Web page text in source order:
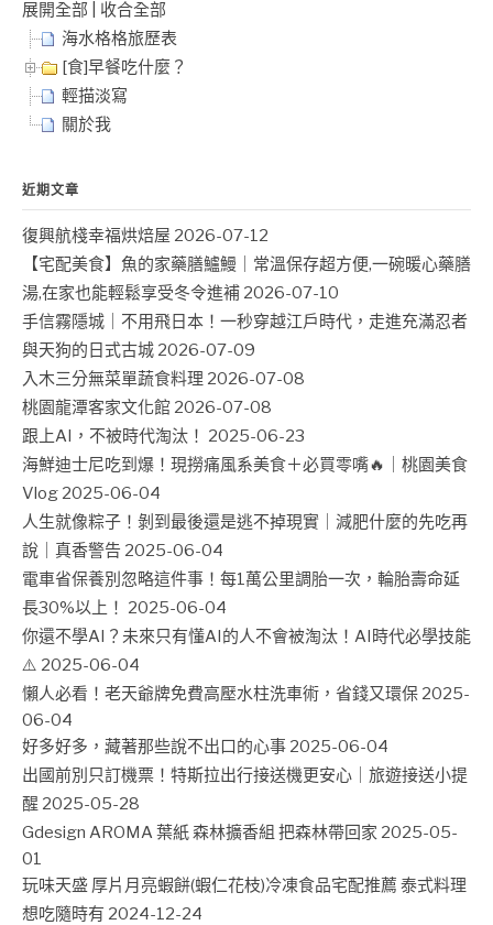
展開全部
收合全部
海水格格旅歷表
[食]早餐吃什麼？
輕描淡寫
關於我
近期文章
復興航棧幸福烘焙屋 2026-07-12
【宅配美食】魚的家藥膳鱸鰻｜常溫保存超方便,一碗暖心藥膳
湯,在家也能輕鬆享受冬令進補 2026-07-10
手信霧隱城｜不用飛日本！一秒穿越江戶時代，走進充滿忍者
與天狗的日式古城 2026-07-09
入木三分無菜單蔬食料理 2026-07-08
桃園龍潭客家文化館 2026-07-08
跟上AI，不被時代淘汰！ 2025-06-23
海鮮迪士尼吃到爆！現撈痛風系美食＋必買零嘴🔥｜桃園美食
Vlog 2025-06-04
人生就像粽子！剝到最後還是逃不掉現實｜減肥什麼的先吃再
說｜真香警告 2025-06-04
電車省保養別忽略這件事！每1萬公里調胎一次，輪胎壽命延
長30%以上！ 2025-06-04
你還不學AI？未來只有懂AI的人不會被淘汰！AI時代必學技能
⚠️ 2025-06-04
懶人必看！老天爺牌免費高壓水柱洗車術，省錢又環保 2025-
06-04
好多好多，藏著那些說不出口的心事 2025-06-04
出國前別只訂機票！特斯拉出行接送機更安心｜旅遊接送小提
醒 2025-05-28
Gdesign AROMA 葉紙 森林擴香組 把森林帶回家 2025-05-
01
玩味天盛 厚片月亮蝦餅(蝦仁花枝)冷凍食品宅配推薦 泰式料理
想吃隨時有 2024-12-24